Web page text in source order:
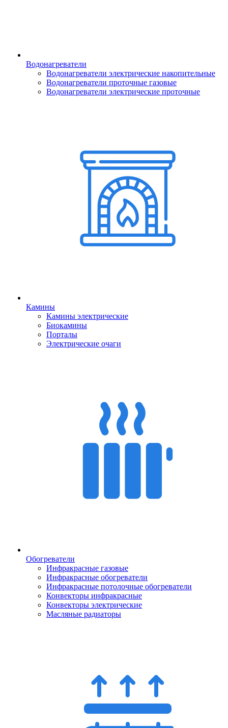
Водонагреватели
Водонагреватели электрические накопительные
Водонагреватели проточные газовые
Водонагреватели электрические проточные
Камины
Камины электрические
Биокамины
Порталы
Электрические очаги
Обогреватели
Инфракрасные газовые
Инфракрасные обогреватели
Инфракрасные потолочные обогреватели
Конвекторы инфракрасные
Конвекторы электрические
Масляные радиаторы